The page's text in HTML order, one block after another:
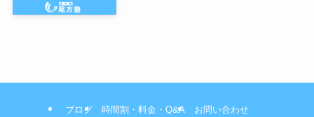
ブログ 時間割・料金・Q&A お問い合わせ